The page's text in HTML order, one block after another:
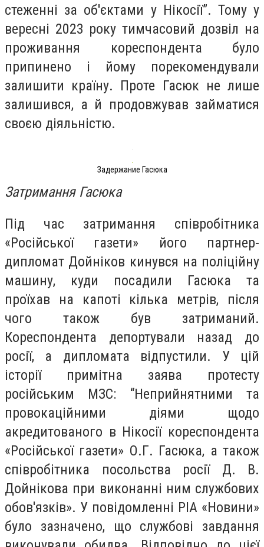
стеженні за об'єктами у Нікосії”. Тому у
вересні 2023 року тимчасовий дозвіл на
проживання кореспондента було
припинено і йому порекомендували
залишити країну. Проте Гасюк не лише
залишився, а й продовжував займатися
своєю діяльністю.
Задержание Гасюка
Затримання Гасюка
Під час затримання співробітника
«Російської газети» його партнер-
дипломат Дойніков кинувся на поліційну
машину, куди посадили Гасюка та
проїхав на капоті кілька метрів, після
чого також був затриманий.
Кореспондента депортували назад до
росії, а дипломата відпустили. У цій
історії примітна заява протесту
російським МЗС: “Неприйнятними та
провокаційними діями щодо
акредитованого в Нікосії кореспондента
«Російської газети» О.Г. Гасюка, а також
співробітника посольства росії Д. В.
Дойнікова при виконанні ним службових
обов'язків». У повідомленні РІА «Новини»
було зазначено, що службові завдання